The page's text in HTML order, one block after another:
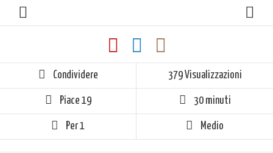
Condividere 379 Visualizzazioni
Piace 19 30 minuti
Per 1 Medio